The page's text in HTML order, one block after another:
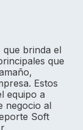
que brinda el
que
Estos
equipo a
negocio al
Soft